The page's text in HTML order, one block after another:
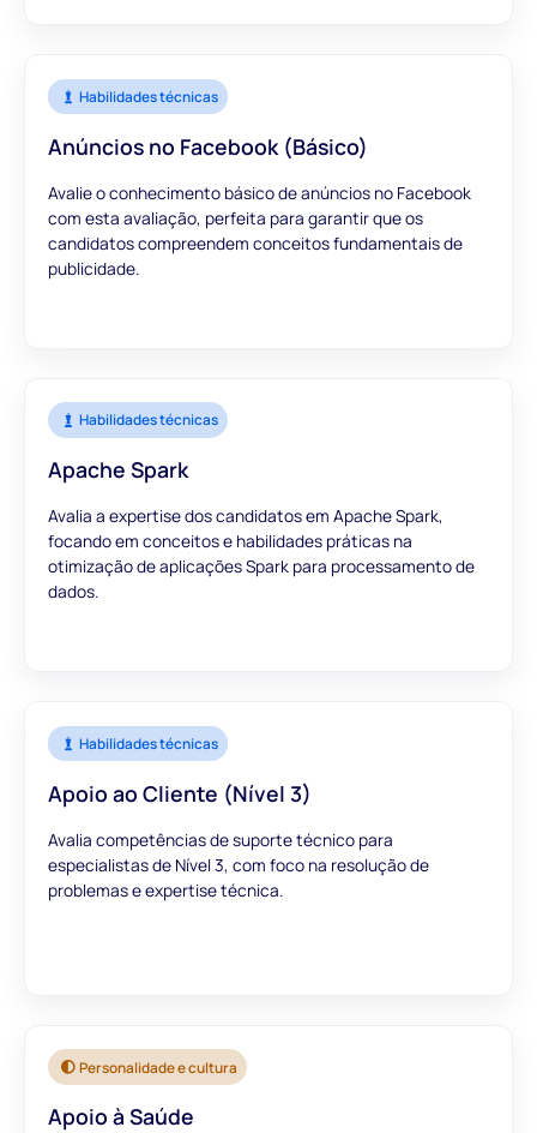
Habilidades técnicas
Anúncios no Facebook (Básico)
Avalie o conhecimento básico de anúncios no Facebook
com esta avaliação, perfeita para garantir que os
candidatos compreendem conceitos fundamentais de
publicidade.
Habilidades técnicas
Apache Spark
Avalia a expertise dos candidatos em Apache Spark,
focando em conceitos e habilidades práticas na
otimização de aplicações Spark para processamento de
dados.
Habilidades técnicas
Apoio ao Cliente (Nível 3)
Avalia competências de suporte técnico para
especialistas de Nível 3, com foco na resolução de
problemas e expertise técnica.
Personalidade e cultura
Apoio à Saúde